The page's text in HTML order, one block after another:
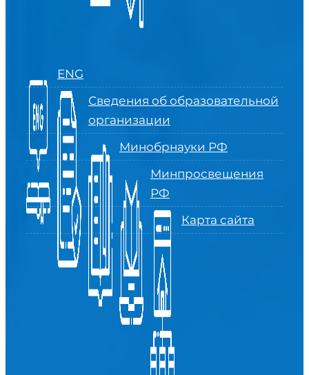
ENG
Сведения об образовательной
организации
Минобрнауки РФ
Минпросвещения
РФ
Карта сайта